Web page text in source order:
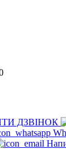
ДЗВІНОК